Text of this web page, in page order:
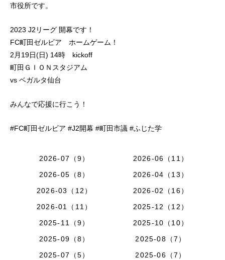
市役所です。
2023 J2リーグ 開幕です！
FC町田ゼルビア ホームゲーム！
2月19日(日) 14時 kickoff
町田ＧＩＯＮスタジアム
vs ベガルタ仙台
みんなで応援に行こう！
#FC町田ゼルビア #J2開幕 #町田市議 #ふじた学
2026-07（9）
2026-06（11）
2026-05（8）
2026-04（13）
2026-03（12）
2026-02（16）
2026-01（11）
2025-12（12）
2025-11（9）
2025-10（10）
2025-09（8）
2025-08（7）
2025-07（5）
2025-06（7）